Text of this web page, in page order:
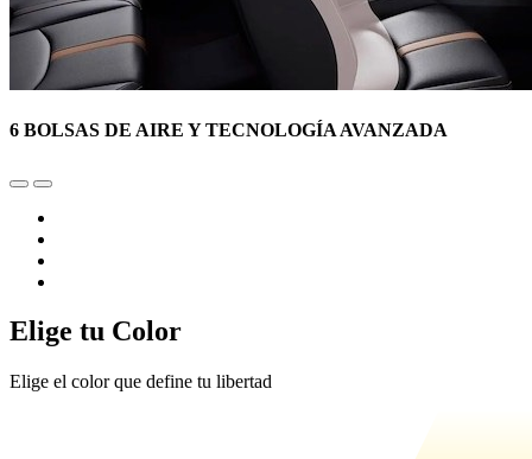
6 BOLSAS DE AIRE Y TECNOLOGÍA AVANZADA
Elige tu Color
Elige el color que define tu libertad